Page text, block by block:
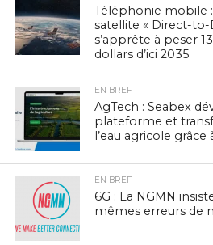
Téléphonie mobile
satellite « Direct-to-
s’apprête à peser
dollars d’ici 2035
EN BREF
AgTech : Seabex
plateforme et
l’eau agricole grâce
EN BREF
6G : La NGMN
mêmes erreurs de